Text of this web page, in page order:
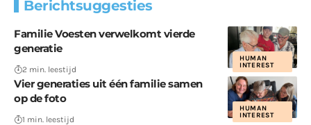
Berichtsuggesties
HUMAN
INTEREST
Familie Voesten verwelkomt vierde
generatie
2 min. leestijd
HUMAN
INTEREST
Vier generaties uit één familie samen
op de foto
1 min. leestijd